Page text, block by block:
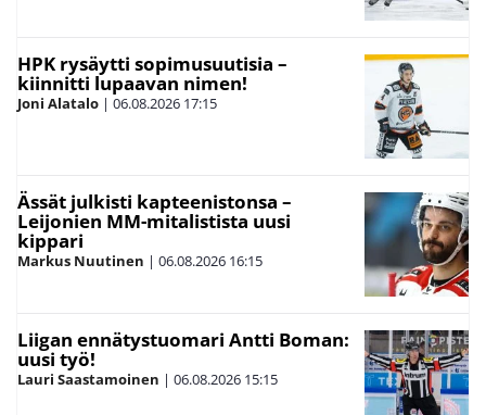
HPK rysäytti sopimusuutisia –
kiinnitti lupaavan nimen!
Joni Alatalo | 06.08.2026 17:15
Ässät julkisti kapteenistonsa –
Leijonien MM-mitalistista uusi
kippari
Markus Nuutinen | 06.08.2026 16:15
Liigan ennätystuomari Antti Boman:
uusi työ!
Lauri Saastamoinen | 06.08.2026 15:15